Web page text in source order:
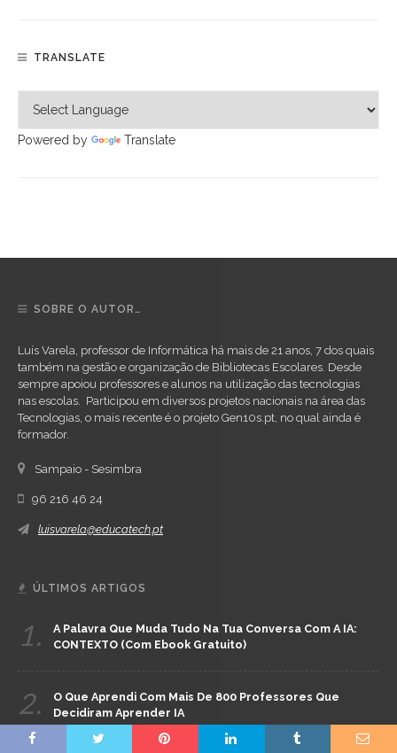
TRANSLATE
Powered by Translate
SOBRE O AUTOR…
Luís Varela, professor de Informática há mais de 21 anos, 7 dos quais
também na gestão e organização de Bibliotecas Escolares. Desde
sempre apoiou professores e alunos na utilização das tecnologias
nas escolas. Participou em diversos projetos nacionais na área das
Tecnologias, o mais recente é o projeto Gen10s.pt, no qual ainda é
formador.
Sampaio - Sesimbra
96 216 46 24
luisvarela@educatech.pt
ÚLTIMOS ARTIGOS
1.
A Palavra Que Muda Tudo Na Tua Conversa Com A IA:
CONTEXTO (com Ebook Gratuito)
2.
O Que Aprendi Com Mais De 800 Professores Que
Decidiram Aprender IA